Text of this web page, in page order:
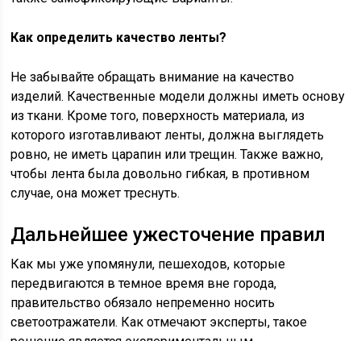
Как определить качество ленты?
Не забывайте обращать внимание на качество
изделий. Качественные модели должны иметь основу
из ткани. Кроме того, поверхность материала, из
которого изготавливают ленты, должна выглядеть
ровно, не иметь царапин или трещин. Также важно,
чтобы лента была довольно гибкая, в противном
случае, она может треснуть.
Дальнейшее ужесточение правил
Как мы уже упомянули, пешеходов, которые
передвигаются в темное время вне города,
правительство обязало непременно носить
светоотражатели. Как отмечают эксперты, такое